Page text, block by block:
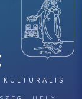
KULTURÁLIS